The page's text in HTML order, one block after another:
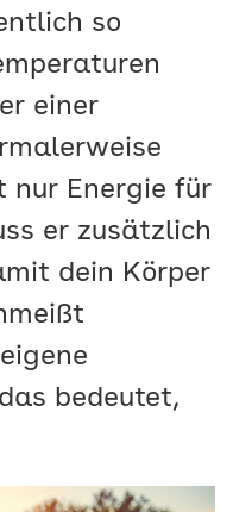
so
einer
nur Energie für
er zusätzlich
dein Körper
bedeutet,